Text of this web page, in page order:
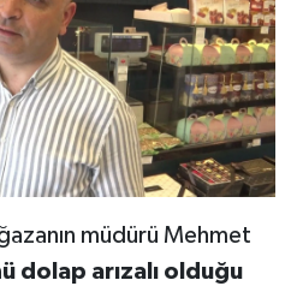
müdürü Mehmet
dolap arızalı olduğu